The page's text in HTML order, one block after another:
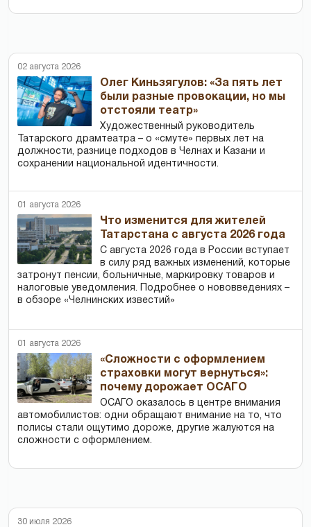
02 августа 2026
Олег Киньзягулов: «За пять лет
были разные провокации, но мы
отстояли театр»
Художественный руководитель
Татарского драмтеатра – о «смуте» первых лет на
должности, разнице подходов в Челнах и Казани и
сохранении национальной идентичности.
01 августа 2026
Что изменится для жителей
Татарстана с августа 2026 года
С августа 2026 года в России вступает
в силу ряд важных изменений, которые
затронут пенсии, больничные, маркировку товаров и
налоговые уведомления. Подробнее о нововведениях –
в обзоре «Челнинских известий»
01 августа 2026
«Сложности с оформлением
страховки могут вернуться»:
почему дорожает ОСАГО
ОСАГО оказалось в центре внимания
автомобилистов: одни обращают внимание на то, что
полисы стали ощутимо дороже, другие жалуются на
сложности с оформлением.
30 июля 2026